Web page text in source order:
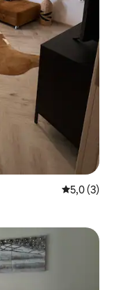
Просечна
5,0 (3)